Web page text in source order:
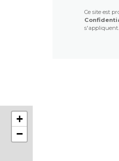
+
−
Ce site est
s'appliquent.